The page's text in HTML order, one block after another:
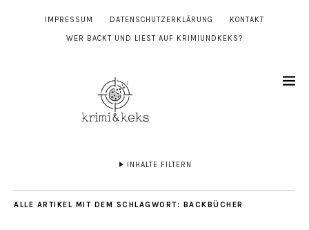
IMPRESSUM DATENSCHUTZERKLÄRUNG KONTAKT
WER BACKT UND LIEST AUF KRIMIUNDKEKS?
INHALTE FILTERN
ALLE ARTIKEL MIT DEM SCHLAGWORT: BACKBÜCHER